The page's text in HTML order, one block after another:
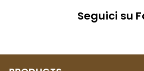
Seguici su